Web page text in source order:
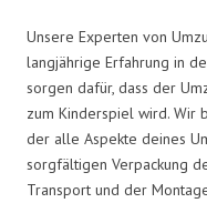
Unsere Experten von
langjährige Erfahrung in
sorgen dafür, dass der
zum Kinderspiel wird. Wir
der alle Aspekte deines
sorgfältigen Verpackung
Transport und der